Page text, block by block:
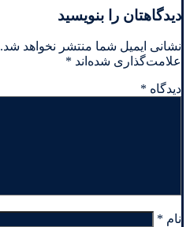
دیدگاهتان را بنویسید
نشانی ایمیل شما منتشر نخواهد شد.
علامت‌گذاری شده‌اند *
دیدگاه *
نام *